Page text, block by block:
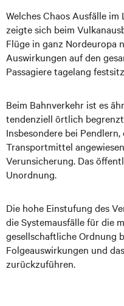
Welches Chaos Ausfälle
zeigte sich beim
Flüge in ganz Nordeuropa
Auswirkungen auf den
Passagiere tagelang
Beim Bahnverkehr ist es
tendenziell örtlich
Insbesondere bei
Transportmittel
Verunsicherung. Das
Unordnung.
Die hohe Einstufung des
die Systemausfälle für die
gesellschaftliche Ordnung
Folgeauswirkungen und
zurückzuführen.